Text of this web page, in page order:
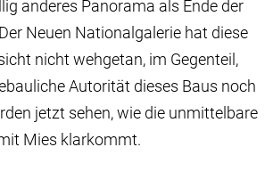
anderes Panorama als Ende der
Neuen Nationalgalerie hat diese
nicht wehgetan, im Gegenteil,
Autorität dieses Baus noch
jetzt sehen, wie die unmittelbare
Mies klarkommt.